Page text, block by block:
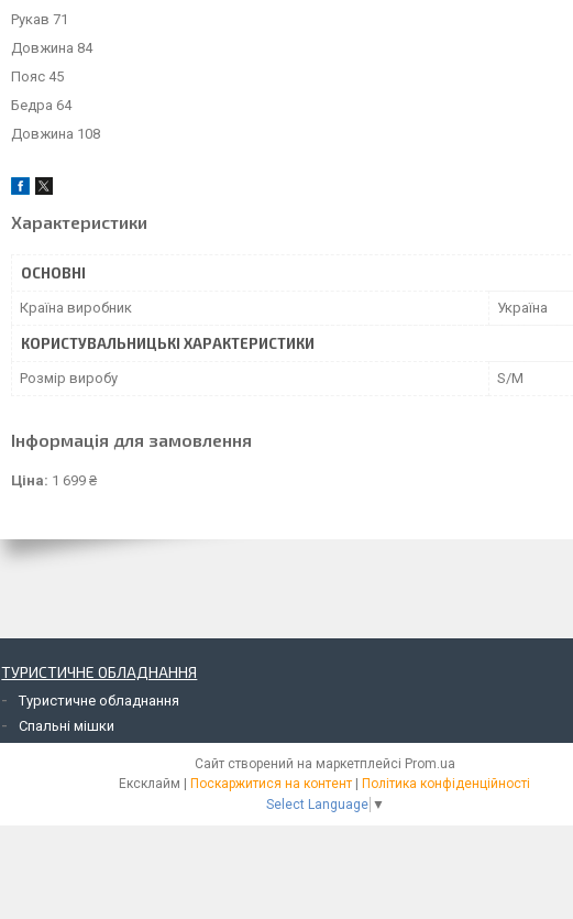
Рукав 71
Довжина 84
Пояс 45
Бедра 64
Довжина 108
Характеристики
ОСНОВНІ
Країна виробник Україна
КОРИСТУВАЛЬНИЦЬКІ ХАРАКТЕРИСТИКИ
Розмір виробу S/M
Інформація для замовлення
Ціна: 1 699 ₴
ТУРИСТИЧНЕ ОБЛАДНАННЯ
Туристичне обладнання
Спальні мішки
Сайт створений на маркетплейсі Prom.ua
Поскаржитися на контент
Політика конфіденційності
Select Language ▼